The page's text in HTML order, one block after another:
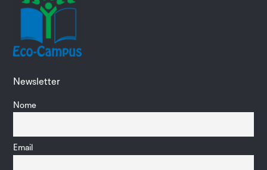
Newsletter
Nome
Email